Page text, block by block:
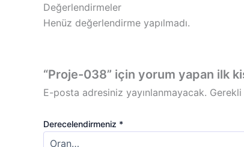
Değerlendirmeler
Henüz değerlendirme yapılmadı.
“Proje-038” için yorum yapan ilk
E-posta adresiniz yayınlanmayacak.
Derecelendirmeniz *